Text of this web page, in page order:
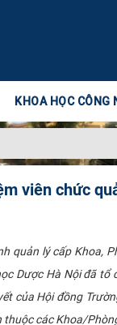
KHOA HỌC CÔNG
viên chức
quản lý cấp Khoa,
Dược Hà Nội đã tổ
của Hội đồng
các Khoa/